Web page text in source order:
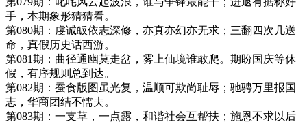
手，本期象形猜猜看。
第080期：虔诚皈依志深修，亦真亦幻亦无求；三翻四次几送
命，真假历史话西游。
第081期：曲径通幽莫走岔，雾上仙境谁敢爬。期盼国庆等休
假，有序规则总到达。
第082期：蚕食版图虽光复，温顺可欺尚耻辱；驰骋万里报国
志，华商团结不懦夫。
第083期：一支草，一点露，和谐社会互帮扶；施恩不求以后